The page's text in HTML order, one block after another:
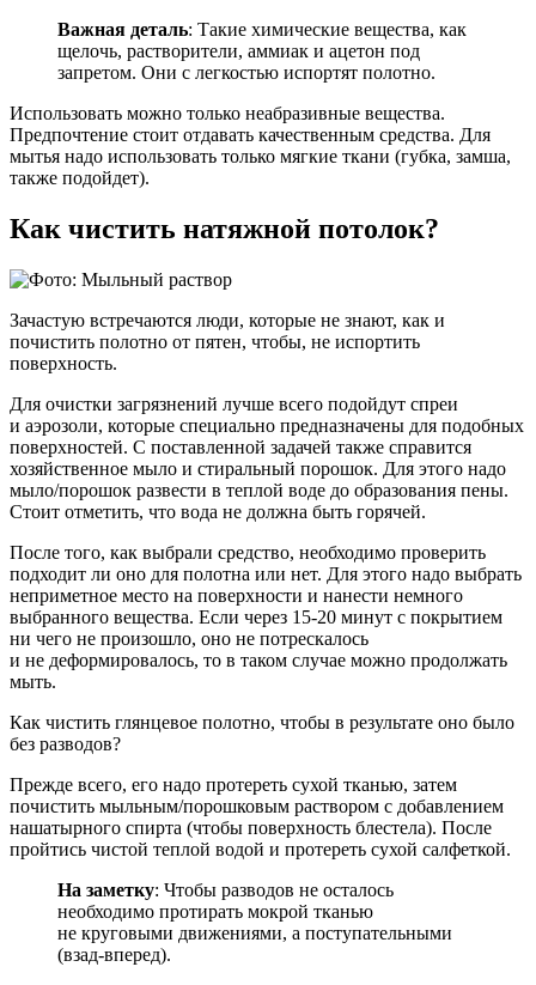
Важная деталь: Такие химические вещества, как
щелочь, растворители, аммиак и ацетон под
запретом. Они с легкостью испортят полотно.
Использовать можно только неабразивные вещества.
Предпочтение стоит отдавать качественным средства. Для
мытья надо использовать только мягкие ткани (губка, замша,
также подойдет).
Как чистить натяжной потолок?
Зачастую встречаются люди, которые не знают, как и
почистить полотно от пятен, чтобы, не испортить
поверхность.
Для очистки загрязнений лучше всего подойдут спреи
и аэрозоли, которые специально предназначены для подобных
поверхностей. С поставленной задачей также справится
хозяйственное мыло и стиральный порошок. Для этого надо
мыло/порошок развести в теплой воде до образования пены.
Стоит отметить, что вода не должна быть горячей.
После того, как выбрали средство, необходимо проверить
подходит ли оно для полотна или нет. Для этого надо выбрать
неприметное место на поверхности и нанести немного
выбранного вещества. Если через 15-20 минут с покрытием
ни чего не произошло, оно не потрескалось
и не деформировалось, то в таком случае можно продолжать
мыть.
Как чистить глянцевое полотно, чтобы в результате оно было
без разводов?
Прежде всего, его надо протереть сухой тканью, затем
почистить мыльным/порошковым раствором с добавлением
нашатырного спирта (чтобы поверхность блестела). После
пройтись чистой теплой водой и протереть сухой салфеткой.
На заметку: Чтобы разводов не осталось
необходимо протирать мокрой тканью
не круговыми движениями, а поступательными
(взад-вперед).